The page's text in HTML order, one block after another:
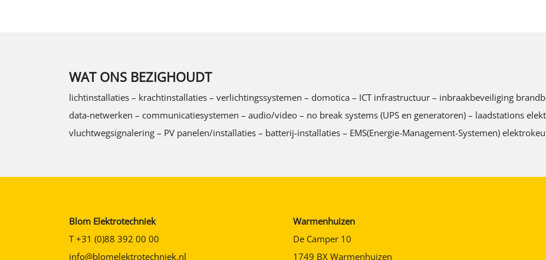
WAT ONS BEZIGHOUDT
lichtinstallaties – krachtinstallaties – verlichtingssystemen – domotica – ICT infrastructuur – inbraakbeveiliging
data-netwerken – communicatiesystemen – audio/video – no break systems (UPS en generatoren) – laadstations
vluchtwegsignalering – PV panelen/installaties – batterij-installaties – EMS(Energie-Management-Systemen)
Blom Elektrotechniek
T+31 (0)88 392 00 00
info@blomelektrotechniek.nl
Warmenhuizen
De Camper 10
1749 BX Warmenhuizen